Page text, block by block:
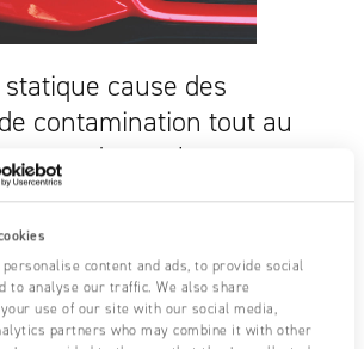
content and ads, to provide social
to analyse our traffic. We also share
use of our site with our social media,
partners who may combine it with other
cause des
contamination tout au
de moulage par
Besoin d'assistance ?